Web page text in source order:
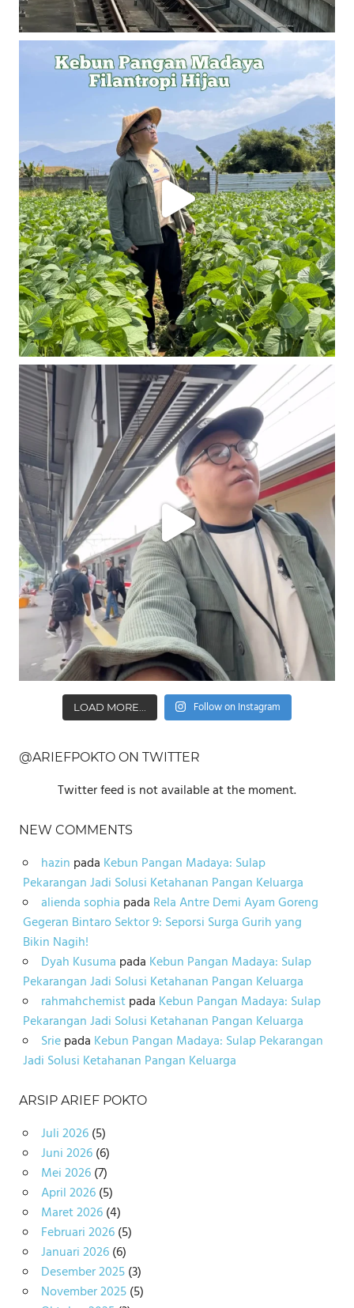
LOAD MORE... Follow on Instagram
@ARIEFPOKTO ON TWITTER
Twitter feed is not available at the moment.
NEW COMMENTS
hazin pada Kebun Pangan Madaya: Sulap
Pekarangan Jadi Solusi Ketahanan Pangan Keluarga
alienda sophia pada Rela Antre Demi Ayam Goreng
Gegeran Bintaro Sektor 9: Seporsi Surga Gurih yang
Bikin Nagih!
Dyah Kusuma pada Kebun Pangan Madaya: Sulap
Pekarangan Jadi Solusi Ketahanan Pangan Keluarga
rahmahchemistpada Kebun Pangan Madaya: Sulap
Pekarangan Jadi Solusi Ketahanan Pangan Keluarga
Sriepada Kebun Pangan Madaya: Sulap Pekarangan
Jadi Solusi Ketahanan Pangan Keluarga
ARSIP ARIEF POKTO
Juli 2026(5)
Juni 2026(6)
Mei 2026(7)
April 2026(5)
Maret 2026(4)
Februari 2026(5)
Januari 2026(6)
Desember 2025(3)
November 2025(5)